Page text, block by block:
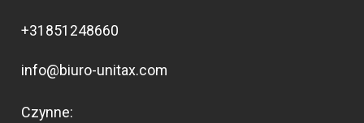
+31851248660
info@biuro-unitax.com
Czynne: